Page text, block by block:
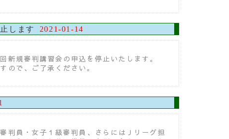
します 2021-01-14
新規審判講習会の申込を停止いたします。
ので、ご了承ください。
判員・女子１級審判員、さらにはＪリーグ担